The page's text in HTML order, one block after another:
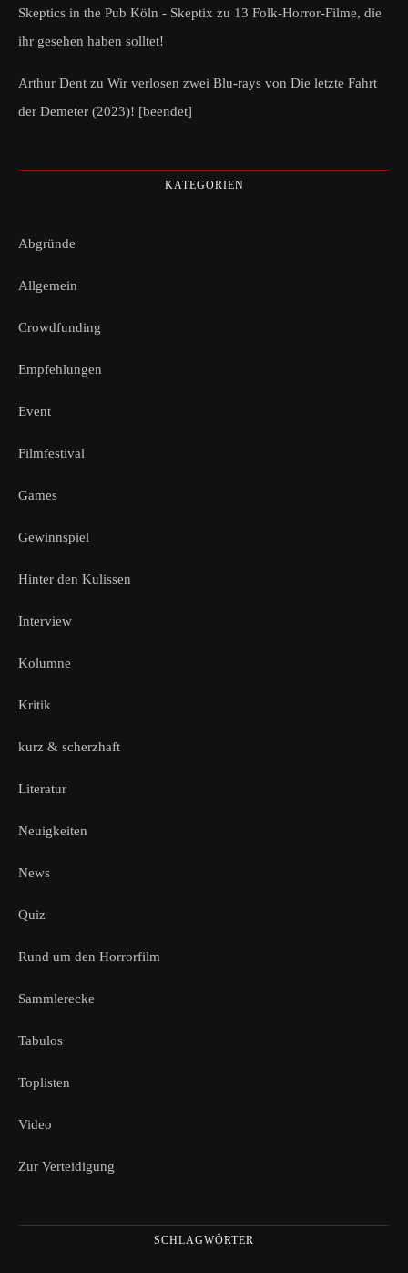
Skeptics in the Pub Köln - Skeptix zu 13 Folk-Horror-Filme, die
ihr gesehen haben solltet!
Arthur Dent zu Wir verlosen zwei Blu-rays von Die letzte Fahrt
der Demeter (2023)! [beendet]
KATEGORIEN
Abgründe
Allgemein
Crowdfunding
Empfehlungen
Event
Filmfestival
Games
Gewinnspiel
Hinter den Kulissen
Interview
Kolumne
Kritik
kurz & scherzhaft
Literatur
Neuigkeiten
News
Quiz
Rund um den Horrorfilm
Sammlerecke
Tabulos
Toplisten
Video
Zur Verteidigung
SCHLAGWÖRTER